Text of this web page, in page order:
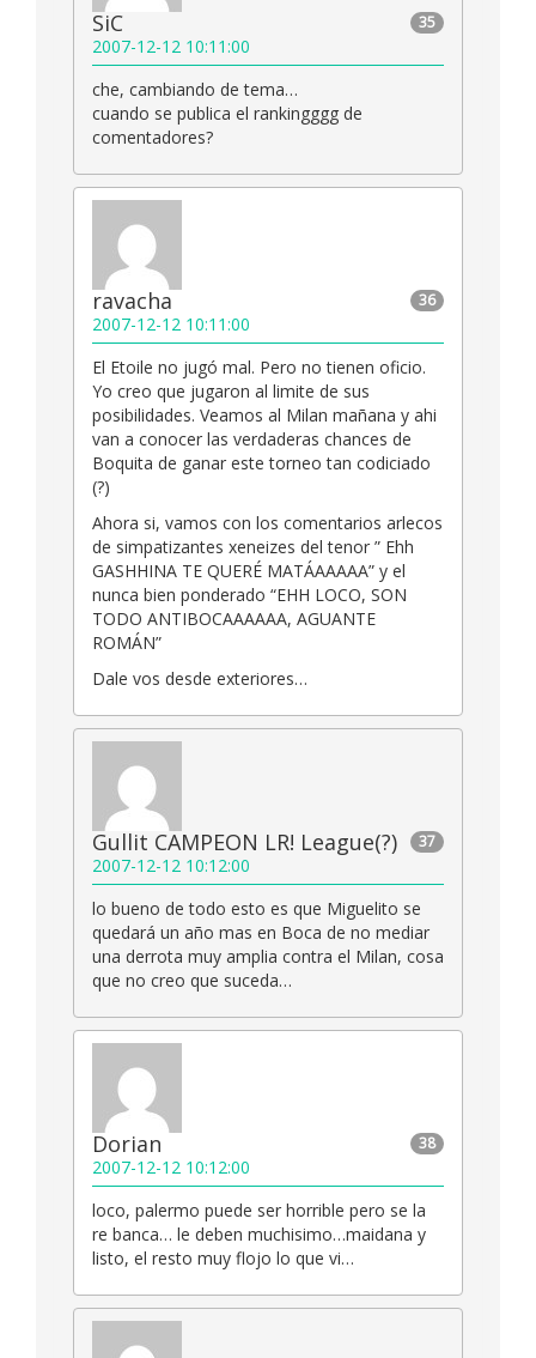
35
SiC
2007-12-12 10:11:00
che, cambiando de tema…
cuando se publica el rankingggg de
comentadores?
36
ravacha
2007-12-12 10:11:00
El Etoile no jugó mal. Pero no tienen oficio.
Yo creo que jugaron al limite de sus
posibilidades. Veamos al Milan mañana y ahi
van a conocer las verdaderas chances de
Boquita de ganar este torneo tan codiciado
(?)
Ahora si, vamos con los comentarios arlecos
de simpatizantes xeneizes del tenor ” Ehh
GASHHINA TE QUERÉ MATÁAAAAA” y el
nunca bien ponderado “EHH LOCO, SON
TODO ANTIBOCAAAAAA, AGUANTE
ROMÁN”
Dale vos desde exteriores…
37
Gullit CAMPEON LR! League(?)
2007-12-12 10:12:00
lo bueno de todo esto es que Miguelito se
quedará un año mas en Boca de no mediar
una derrota muy amplia contra el Milan, cosa
que no creo que suceda…
38
Dorian
2007-12-12 10:12:00
loco, palermo puede ser horrible pero se la
re banca… le deben muchisimo…maidana y
listo, el resto muy flojo lo que vi…